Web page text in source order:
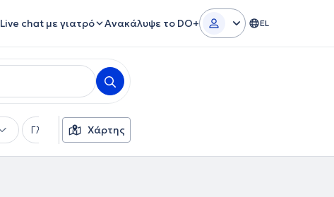
Live chat με γιατρό Ανακάλυψε το DO+ EL
Γλώσσες Φύλο
Χάρτης